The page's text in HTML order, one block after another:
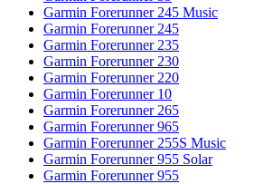
Garmin Forerunner 245 Music
Garmin Forerunner 245
Garmin Forerunner 235
Garmin Forerunner 230
Garmin Forerunner 220
Garmin Forerunner 10
Garmin Forerunner 265
Garmin Forerunner 965
Garmin Forerunner 255S Music
Garmin Forerunner 955 Solar
Garmin Forerunner 955